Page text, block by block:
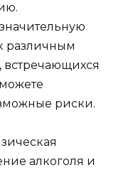
различным
встречающихся
риски.
алкоголя и